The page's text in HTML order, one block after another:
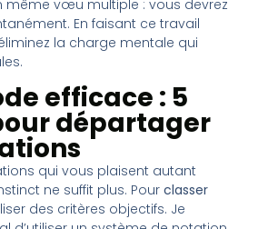
même vœu multiple : vous devrez
En faisant ce travail
la charge mentale qui
efficace : 5
départager
qui vous plaisent autant
ne suffit plus. Pourclasser
des critères objectifs. Je